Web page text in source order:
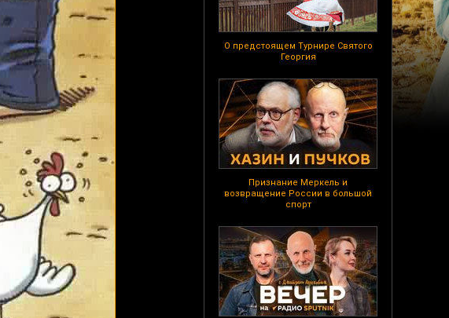
О предстоящем Турнире Святого
Георгия
Признание Меркель и
возвращение России в большой
спорт